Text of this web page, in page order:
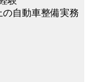
自動車整備実務